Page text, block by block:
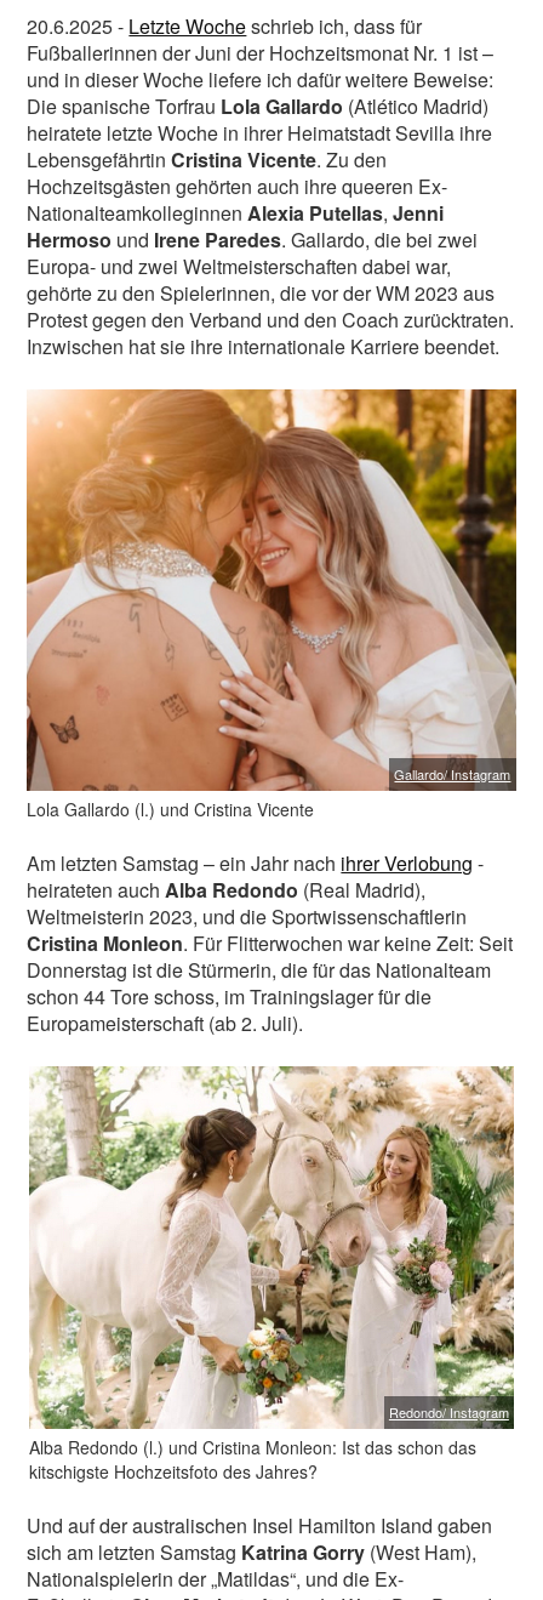
20.6.2025 - Letzte Wocheschrieb ich, dass für
Fußballerinnen der Juni der Hochzeitsmonat Nr. 1 ist –
und in dieser Woche liefere ich dafür weitere Beweise:
Die spanische Torfrau Lola Gallardo (Atlético Madrid)
heiratete letzte Woche in ihrer Heimatstadt Sevilla ihre
LebensgefährtinCristina Vicente. Zu den
Hochzeitsgästen gehörten auch ihre queeren Ex-
Nationalteamkolleginnen Alexia Putellas, Jenni
Hermoso und Irene Paredes. Gallardo, die bei zwei
Europa- und zwei Weltmeisterschaften dabei war,
gehörte zu den Spielerinnen, die vor der WM 2023 aus
Protest gegen den Verband und den Coach zurücktraten.
Inzwischen hat sie ihre internationale Karriere beendet.
Gallardo/ Instagram
Lola Gallardo (l.) und Cristina Vicente
Am letzten Samstag – ein Jahr nach ihrer Verlobung -
heirateten auch Alba Redondo (Real Madrid),
Weltmeisterin 2023, und die Sportwissenschaftlerin
Cristina Monleon. Für Flitterwochen war keine Zeit: Seit
Donnerstag ist die Stürmerin, die für das Nationalteam
schon 44 Tore schoss, im Trainingslager für die
Europameisterschaft (ab 2. Juli).
Redondo/ Instagram
Alba Redondo (l.) und Cristina Monleon: Ist das schon das
kitschigste Hochzeitsfoto des Jahres?
Und auf der australischen Insel Hamilton Island gaben
sich am letzten Samstag Katrina Gorry (West Ham),
Nationalspielerin der „Matildas“, und die Ex-
Unterstützt unsere Arbeit!
Vielen Dank!
Euer L-MAG-Team
L-MAG.de unterstütze ich! >>
Nein Danke, möchte ich nicht|Hab schon!